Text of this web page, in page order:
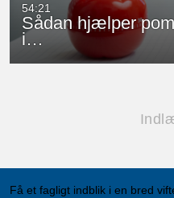
54:21
Sådan hjælper
i…
Få et fagligt indblik i en bred